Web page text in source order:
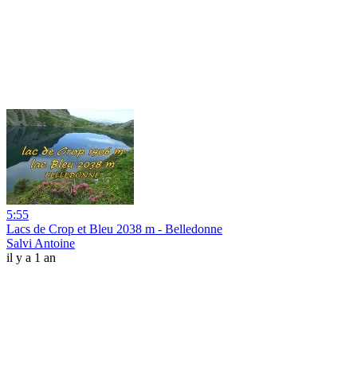
5:55
Lacs de Crop et Bleu 2038 m - Belledonne
Salvi Antoine
il y a 1 an